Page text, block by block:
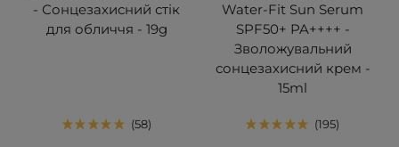
- Сонцезахисний стік
для обличчя - 19g
58
Water-Fit Sun Serum
SPF50+ PA++++ -
Зволожувальний
сонцезахисний крем -
15ml
195